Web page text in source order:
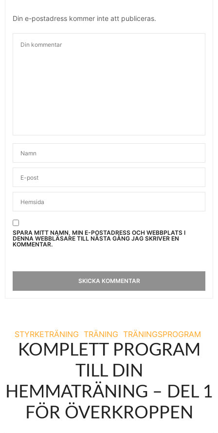
Din e-postadress kommer inte att publiceras.
SPARA MITT NAMN, MIN E-POSTADRESS OCH WEBBPLATS I
DENNA WEBBLÄSARE TILL NÄSTA GÅNG JAG SKRIVER EN
KOMMENTAR.
STYRKETRÄNING TRÄNING TRÄNINGSPROGRAM
KOMPLETT PROGRAM
TILL DIN
HEMMATRÄNING – DEL 1
FÖR ÖVERKROPPEN